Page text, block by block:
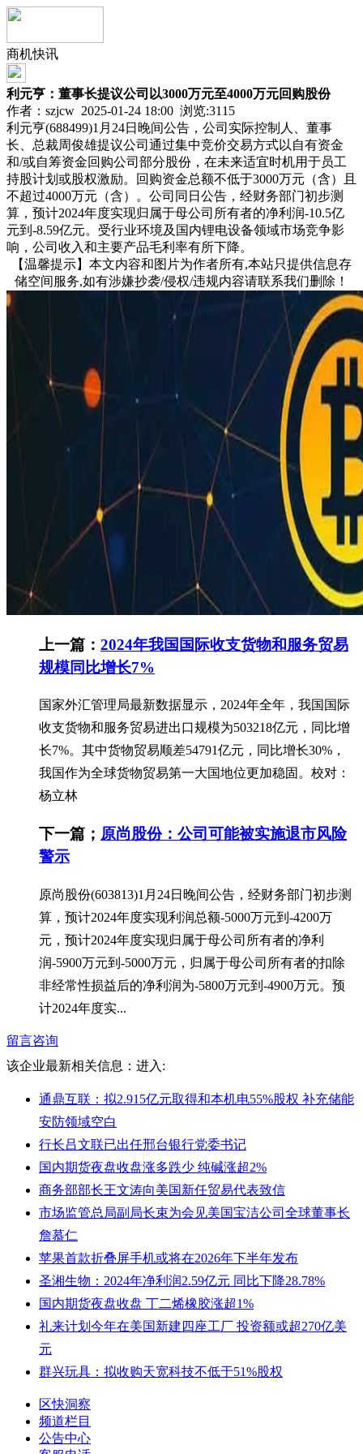
商机快讯
利元亨：董事长提议公司以3000万元至4000万元回购股份
作者：szjcw 2025-01-24 18:00 浏览:3115
利元亨(688499)1月24日晚间公告，公司实际控制人、董事
长、总裁周俊雄提议公司通过集中竞价交易方式以自有资金
和/或自筹资金回购公司部分股份，在未来适宜时机用于员工
持股计划或股权激励。回购资金总额不低于3000万元（含）且
不超过4000万元（含）。公司同日公告，经财务部门初步测
算，预计2024年度实现归属于母公司所有者的净利润-10.5亿
元到-8.59亿元。受行业环境及国内锂电设备领域市场竞争影
响，公司收入和主要产品毛利率有所下降。
【温馨提示】本文内容和图片为作者所有,本站只提供信息存
储空间服务,如有涉嫌抄袭/侵权/违规内容请联系我们删除！
上一篇： 2024年我国国际收支货物和服务贸易
规模同比增长7%
国家外汇管理局最新数据显示，2024年全年，我国国际
收支货物和服务贸易进出口规模为503218亿元，同比增
长7%。其中货物贸易顺差54791亿元，同比增长30%，
我国作为全球货物贸易第一大国地位更加稳固。校对：
杨立林
下一篇； 原尚股份：公司可能被实施退市风险
警示
原尚股份(603813)1月24日晚间公告，经财务部门初步测
算，预计2024年度实现利润总额-5000万元到-4200万
元，预计2024年度实现归属于母公司所有者的净利
润-5900万元到-5000万元，归属于母公司所有者的扣除
非经常性损益后的净利润为-5800万元到-4900万元。预
计2024年度实...
留言咨询
该企业最新相关信息： 进入:
通鼎互联：拟2.915亿元取得和本机电55%股权 补充储能
安防领域空白
行长吕文联已出任邢台银行党委书记
国内期货夜盘收盘涨多跌少 纯碱涨超2%
商务部部长王文涛向美国新任贸易代表致信
市场监管总局副局长束为会见美国宝洁公司全球董事长
詹慕仁
苹果首款折叠屏手机或将在2026年下半年发布
圣湘生物：2024年净利润2.59亿元 同比下降28.78%
国内期货夜盘收盘 丁二烯橡胶涨超1%
礼来计划今年在美国新建四座工厂 投资额或超270亿美
元
群兴玩具：拟收购天宽科技不低于51%股权
区快洞察
频道栏目
公告中心